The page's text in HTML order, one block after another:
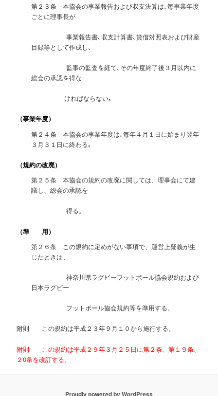
第２３条 本協会の事業報告および収支決算は､毎事業年度
ごとに理事長が
事業報告書､収支計算書､貸借対照表および財産
目録等として作成し､
監事の監査を経て､その年度終了後３月以内に
総会の承認を得な
ければならない｡
（事業年度）
第２４条 本協会の事業年度は､毎年４月１日に始まり翌年
３月３１日に終わる｡
（規約の改廃）
第２５条 本協会の規約の改廃に関しては、理事会にて建
議し、総会の承認を
得る。
（準 用）
第２６条 この規約に定めがない事項で、運営上疑義が生
じたときは、
神奈川県ラグビーフットボール協会規約および
日本ラグビー
フットボール協会規約等を準用する。
附則 この規約は平成２３年９月１０から施行する。
附則 この規約は平成２９年３月２５日に第２条、第１９条、
２0条を改訂する。
Proudly powered by WordPress